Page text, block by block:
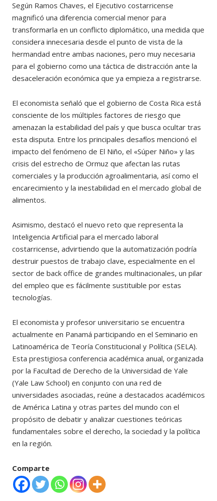
Según Ramos Chaves, el Ejecutivo costarricense
magnificó una diferencia comercial menor para
transformarla en un conflicto diplomático, una medida que
considera innecesaria desde el punto de vista de la
hermandad entre ambas naciones, pero muy necesaria
para el gobierno como una táctica de distracción ante la
desaceleración económica que ya empieza a registrarse.
El economista señaló que el gobierno de Costa Rica está
consciente de los múltiples factores de riesgo que
amenazan la estabilidad del país y que busca ocultar tras
esta disputa. Entre los principales desafíos mencionó el
impacto del fenómeno de El Niño, el «Súper Niño» y las
crisis del estrecho de Ormuz que afectan las rutas
comerciales y la producción agroalimentaria, así como el
encarecimiento y la inestabilidad en el mercado global de
alimentos.
Asimismo, destacó el nuevo reto que representa la
Inteligencia Artificial para el mercado laboral
costarricense, advirtiendo que la automatización podría
destruir puestos de trabajo clave, especialmente en el
sector de back office de grandes multinacionales, un pilar
del empleo que es fácilmente sustituible por estas
tecnologías.
El economista y profesor universitario se encuentra
actualmente en Panamá participando en el Seminario en
Latinoamérica de Teoría Constitucional y Política (SELA).
Esta prestigiosa conferencia académica anual, organizada
por la Facultad de Derecho de la Universidad de Yale
(Yale Law School) en conjunto con una red de
universidades asociadas, reúne a destacados académicos
de América Latina y otras partes del mundo con el
propósito de debatir y analizar cuestiones teóricas
fundamentales sobre el derecho, la sociedad y la política
en la región.
Comparte